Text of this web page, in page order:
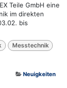
Teile GmbH eine
im direkten
bis
Messtechnik
Neuigkeiten